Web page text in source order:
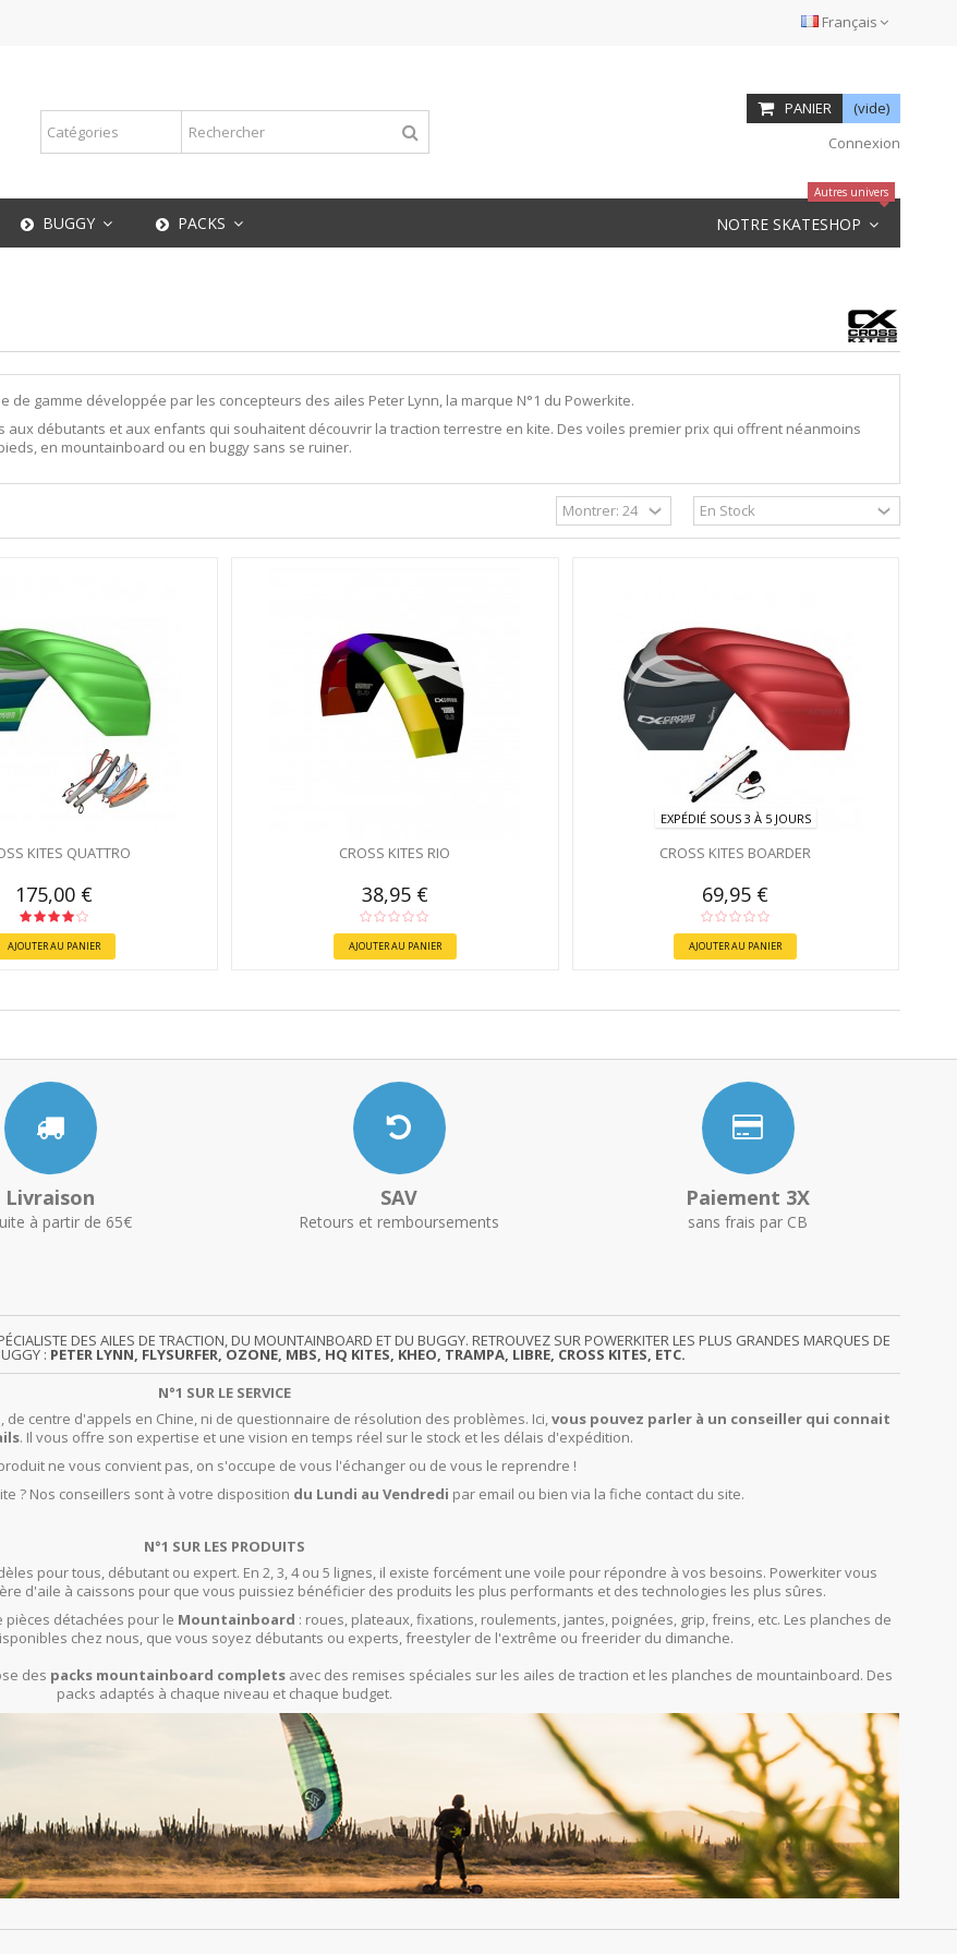
Français
PANIER
(vide)
Connexion
BUGGY PACKS NOTRE SKATESHOP
Autres univers
de gamme développée par les concepteurs des ailes Peter Lynn, la marque N°1 du Powerkite.
débutants et aux enfants qui souhaitent découvrir la traction terrestre en kite. Des voiles premier prix qui offrent néanmoins
en mountainboard ou en buggy sans se ruiner.
KITES QUATTRO
175,00 €
AJOUTER AU PANIER
CROSS KITES RIO
38,95 €
AJOUTER AU PANIER
EXPÉDIÉ SOUS 3 À 5 JOURS
CROSS KITES BOARDER
69,95 €
AJOUTER AU PANIER
Livraison
à partir de 65€
SAV
Retours et remboursements
Paiement 3X
sans frais par CB
DES AILES DE TRACTION, DU MOUNTAINBOARD ET DU BUGGY. RETROUVEZ SUR POWERKITER LES PLUS GRANDES MARQUES DE
: PETER LYNN, FLYSURFER, OZONE, MBS, HQ KITES, KHEO, TRAMPA, LIBRE, CROSS KITES, ETC.
N°1 SUR LE SERVICE
centre d'appels en Chine, ni de questionnaire de résolution des problèmes. Ici,vous pouvez parler à un conseiller qui connait
. Il vous offre son expertise et une vision en temps réel sur le stock et les délais d'expédition.
ne vous convient pas, on s'occupe de vous l'échanger ou de vous le reprendre !
? Nos conseillers sont à votre disposition du Lundi au Vendredi par email ou bien via la fiche contact du site.
N°1 SUR LES PRODUITS
pour tous, débutant ou expert. En 2, 3, 4 ou 5 lignes, il existe forcément une voile pour répondre à vos besoins. Powerkiter vous
d'aile à caissons pour que vous puissiez bénéficier des produits les plus performants et des technologies les plus sûres.
pièces détachées pour le Mountainboard : roues, plateaux, fixations, roulements, jantes, poignées, grip, freins, etc. Les planches de
chez nous, que vous soyez débutants ou experts, freestyler de l'extrême ou freerider du dimanche.
des packs mountainboard completsavec des remises spéciales sur les ailes de traction et les planches de mountainboard. Des
packs adaptés à chaque niveau et chaque budget.